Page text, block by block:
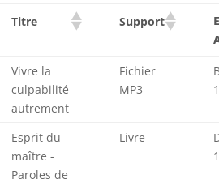
Titre Support
Vivre la
culpabilité
autrement
Fichier
MP3
Esprit du
maître -
Paroles de
Livre